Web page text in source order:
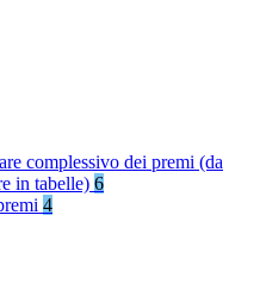
complessivo dei premi (da
in tabelle) 6
4